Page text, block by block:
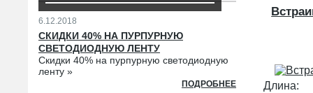
6.12.2018
СКИДКИ 40% НА ПУРПУРНУЮ
СВЕТОДИОДНУЮ ЛЕНТУ
Скидки 40% на пурпурную светодиодную
ленту »
ПОДРОБНЕЕ
Длина: